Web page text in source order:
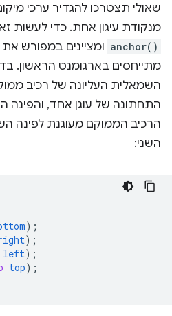
שאולי תצטרכו להגדיר ערכי
מנקודת עיגון אחת. כדי לעשות
anchor() ומציינים במפורש את
מתייחסים בארגומנט הראשון.
השמאלית העליונה של רכיב
התחתונה של עוגן אחד, והפינה
הרכיב הממוקם מעוגנת לפינה
השני:
);
);
left);
top);